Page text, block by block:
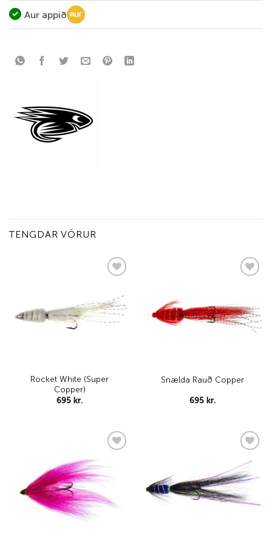
Aur appið
TENGDAR VÖRUR
Rocket White (Super
Copper)
695 kr.
Snælda Rauð Copper
695 kr.
wishlist
wishlist